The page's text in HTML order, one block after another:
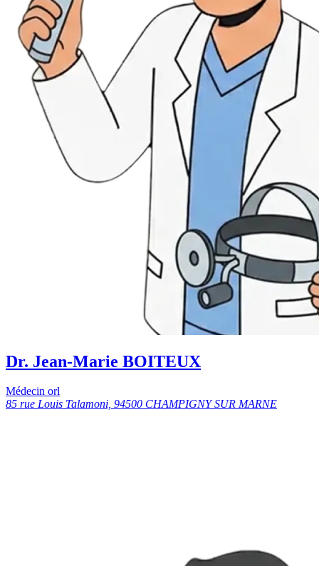
Dr. Jean-Marie BOITEUX
Médecin orl
85 rue Louis Talamoni, 94500 CHAMPIGNY SUR MARNE